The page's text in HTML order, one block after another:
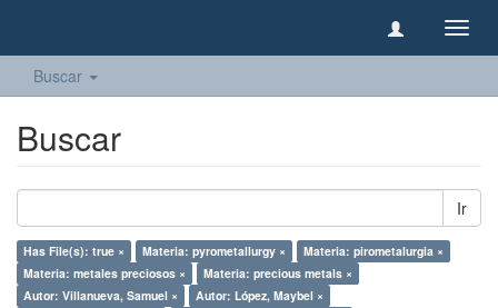
Buscar
Buscar
Ir
Has File(s): true × Materia: pyrometallurgy ×
Materia: pirometalurgia ×
Materia: metales preciosos ×
Materia: precious metals ×
Autor: Villanueva, Samuel ×
Autor: López, Maybel ×